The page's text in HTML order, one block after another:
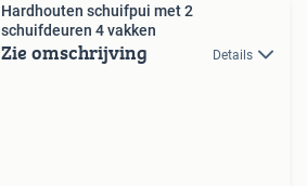
Hardhouten schuifpui met 2
schuifdeuren 4 vakken
Zie omschrijving Details